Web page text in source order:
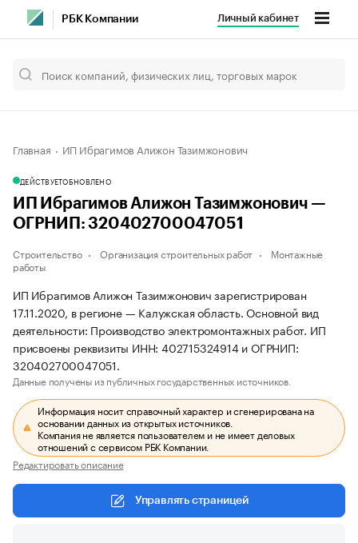
РБК Компании Личный кабинет
Главная ИП Ибрагимов Алижон Тазимжонович
ДЕЙСТВУЕТОБНОВЛЕНО
ИП Ибрагимов Алижон Тазимжонович —
ОГРНИП: 320402700047051
Строительство Организация строительных работ
Монтажные
работы
ИП Ибрагимов Алижон Тазимжонович зарегистрирован
17.11.2020, в регионе — Калужская область. Основной вид
деятельности: Производство электромонтажных работ. ИП
присвоены реквизиты ИНН: 402715324914 и ОГРНИП:
320402700047051.
Данные получены из публичных государственных источников.
Информация носит справочный характер и сгенерирована на
основании данных из открытых источников.
Компания не является пользователем и не имеет деловых
отношений с сервисом РБК Компании.
Редактировать описание
Управлять страницей